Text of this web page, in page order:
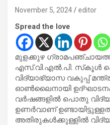
November 5, 2024 editor
Spread the love
മുളക്കുഴ
എസ്.വി.എല്‍.പി. സ്‌കൂള്‍
വിദ്യാഭ്യാസ വകുപ്പ്
ഓണ്‍ലൈനായി
വര്‍ഷങ്ങളില്‍ പൊതു
ഉണര്‍വാണ്
അതിരുകള്‍ക്കുള്ളില്‍